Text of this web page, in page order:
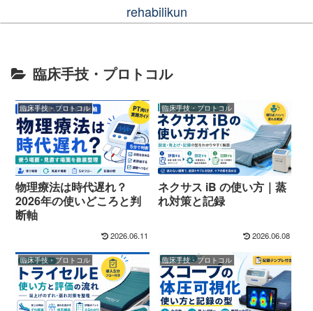
rehabilikun
臨床手技・プロトコル
臨床手技・プロトコル
物理療法は時代遅れ？
2026年の使いどころと判
断軸
2026.06.11
臨床手技・プロトコル
ネクサス iB の使い方｜蒸
れ対策と記録
2026.06.08
臨床手技・プロトコル 臨床手技・プロトコル